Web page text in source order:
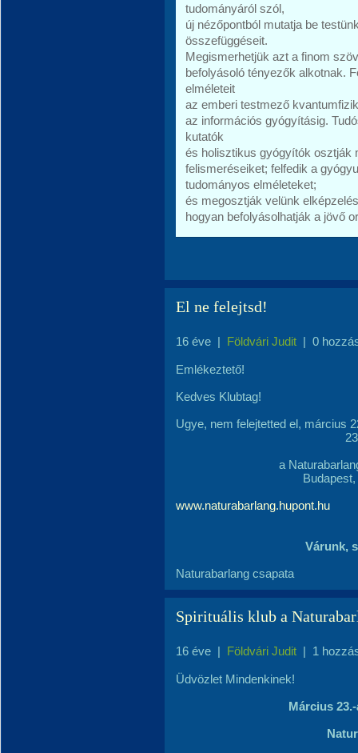
tudományáról szól,
új nézőpontból mutatja be
összefüggéseit.
Megismerhetjük azt a finom
befolyásoló tényezők alkotnak.
elméleteit
az emberi testmező
az információs gyógyításig.
kutatók
és holisztikus gyógyítók osztják
felismeréseiket; felfedik a
tudományos elméleteket;
és megosztják velünk
hogyan befolyásolhatják a jövő
El ne felejtsd!
16 éve | Földvári Judit | 0
Emlékeztető!
Kedves Klubtag!
Ugye, nem felejtetted el, március
23-án 18 órakor
a
www.naturabarlang.hupont.hu
Várunk,
Naturabarlang csapata
Spirituális klub a
16 éve | Földvári Judit | 1
Üdvözlet Mindenkinek!
Március